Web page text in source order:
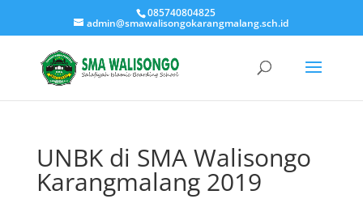
085740804825
admin@smawalisongokarangmalang.sch.id
UNBK di SMA Walisongo
Karangmalang 2019